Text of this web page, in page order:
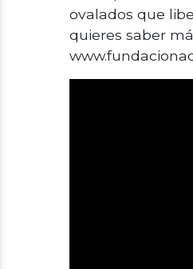
ovalados que
quieres saber